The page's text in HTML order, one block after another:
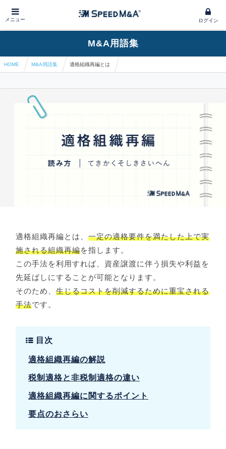
メニュー ログイン
M&A用語集
HOME M&A用語集 適格組織再編とは
適格組織再編とは、一定の適格要件を満たした上で実
施される組織再編を指します。
この手法を利用すれば、資産譲渡に伴う損失や利益を
先延ばしにすることが可能となります。
そのため、生じるコストを削減するために重宝される
手法です。
目次
適格組織再編の解説
税制適格と非税制適格の違い
適格組織再編に関するポイント
要点のおさらい